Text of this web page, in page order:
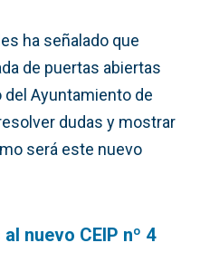
ha señalado que
de puertas abiertas
Ayuntamiento de
dudas y mostrar
será este nuevo
nuevo CEIP nº 4